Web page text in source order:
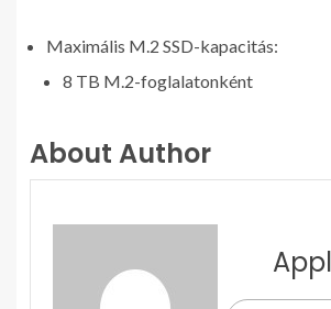
Maximális M.2 SSD-kapacitás:
8 TB M.2-foglalatonként
About Author